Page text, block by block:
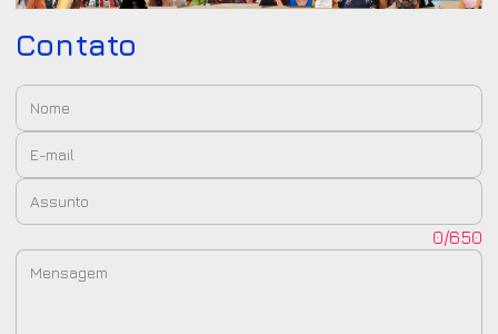
Contato
Nome:
E-mail:
Assunto:
0/650